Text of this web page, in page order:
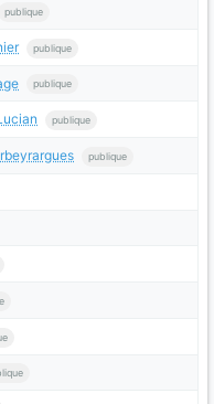
publique
publique
publique
publique
publique